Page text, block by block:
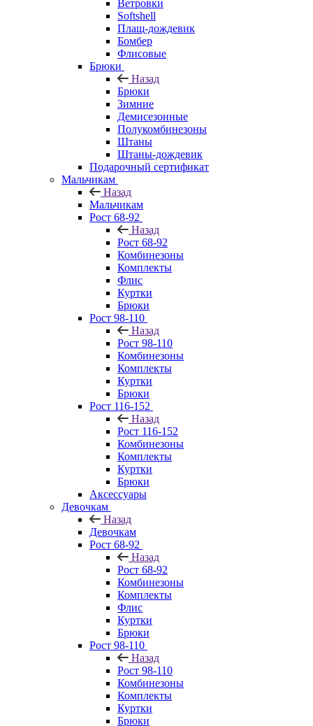
Ветровки
Softshell
Плащ-дождевик
Бомбер
Флисовые
Брюки
Назад
Брюки
Зимние
Демисезонные
Полукомбинезоны
Штаны
Штаны-дождевик
Подарочный сертификат
Мальчикам
Назад
Мальчикам
Рост 68-92
Назад
Рост 68-92
Комбинезоны
Комплекты
Флис
Куртки
Брюки
Рост 98-110
Назад
Рост 98-110
Комбинезоны
Комплекты
Куртки
Брюки
Рост 116-152
Назад
Рост 116-152
Комбинезоны
Комплекты
Куртки
Брюки
Аксессуары
Девочкам
Назад
Девочкам
Рост 68-92
Назад
Рост 68-92
Комбинезоны
Комплекты
Флис
Куртки
Брюки
Рост 98-110
Назад
Рост 98-110
Комбинезоны
Комплекты
Куртки
Брюки